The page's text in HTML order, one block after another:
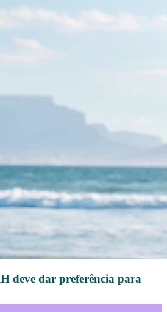
deve dar preferência para